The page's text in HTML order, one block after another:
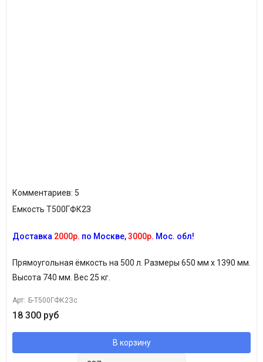
Комментариев: 5
Емкость Т500ГФК2З
Доставка 2000р. по Москве,3000р. Мос. обл!
Прямоугольная ёмкость на 500 л. Размеры 650 мм х 1390 мм.
Высота 740 мм. Вес 25 кг.
Арт: Б-Т500ГФК2Зс
18 300 руб
В корзину